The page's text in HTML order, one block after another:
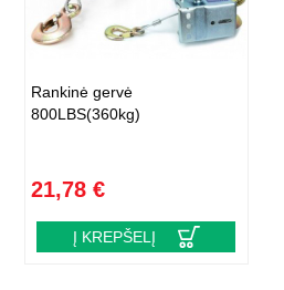
Rankinė gervė
800LBS(360kg)
21,78 €
Į KREPŠELĮ